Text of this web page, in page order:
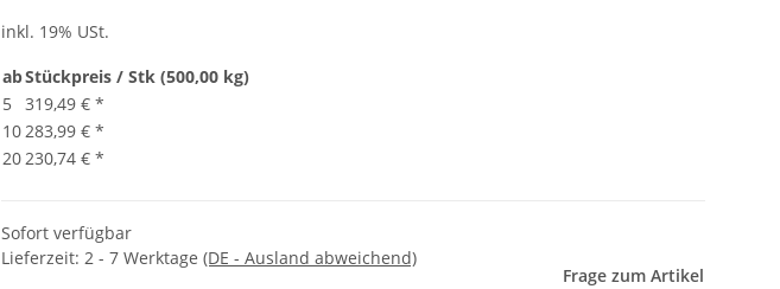
inkl. 19% USt.
abStückpreis / Stk (500,00 kg)
5
319,49 € *
10283,99 € *
20230,74 € *
Sofort verfügbar
Lieferzeit: 2 - 7 Werktage (DE - Ausland abweichend)
Frage zum Artikel